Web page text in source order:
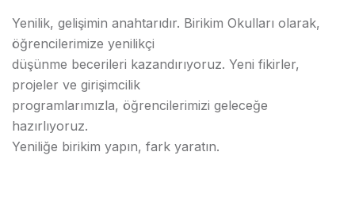
Yenilik, gelişimin anahtarıdır. Birikim Okulları olarak,
öğrencilerimize yenilikçi
düşünme becerileri kazandırıyoruz. Yeni fikirler,
projeler ve girişimcilik
programlarımızla, öğrencilerimizi geleceğe
hazırlıyoruz.
Yeniliğe birikim yapın, fark yaratın.